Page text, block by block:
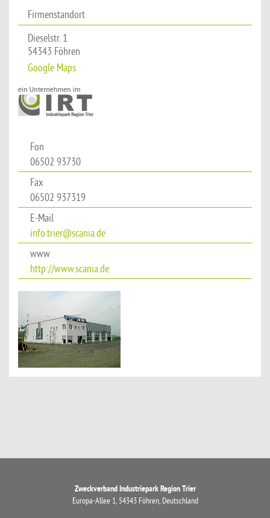
Firmenstandort
Dieselstr. 1
54343 Föhren
Google Maps
Fon
06502 93730
Fax
06502 937319
E-Mail
info.trier@scania.de
www
http://www.scania.de
Zweckverband Industriepark Region Trier
Europa-Allee 1, 54343 Föhren, Deutschland